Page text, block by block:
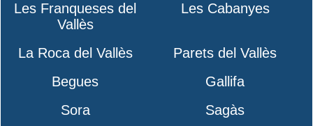
Les Franqueses del
Vallès
Les Cabanyes
La Roca del Vallès
Parets del Vallès
Begues
Gallifa
Sora
Sagàs